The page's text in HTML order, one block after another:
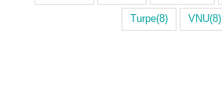
Turpe(8) VNU(8)